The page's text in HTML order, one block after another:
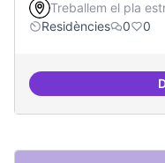
Treballem el pla
Residències
0 0